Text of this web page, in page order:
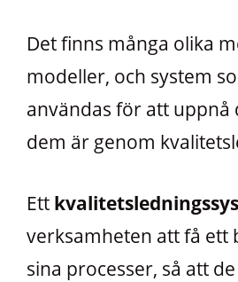
Det finns många olika
modeller, och system
användas för att uppnå
dem är genom
Ett
verksamheten att få ett
sina processer, så att